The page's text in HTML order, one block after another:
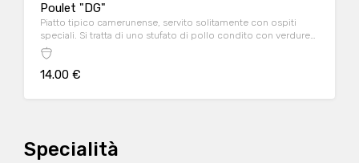
Poulet "DG"
Piatto tipico camerunense, servito solitamente con ospiti
speciali. Si tratta di uno stufato di pollo condito con verdure
tropicali
14.00 €
Specialità